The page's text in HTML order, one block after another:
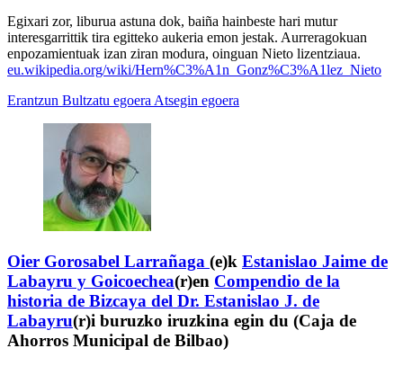
Egixari zor, liburua astuna dok, baiña hainbeste hari mutur
interesgarrittik tira egitteko aukeria emon jestak. Aurreragokuan
enpozamientuak izan ziran modura, oinguan Nieto lizentziaua.
eu.wikipedia.org/wiki/Hern%C3%A1n_Gonz%C3%A1lez_Nieto
Erantzun Bultzatu egoeraAtsegin egoera
Oier Gorosabel Larrañaga (e)k Estanislao Jaime de
Labayru y Goicoechea(r)en Compendio de la
historia de Bizcaya del Dr. Estanislao J. de
Labayru(r)i buruzko iruzkina egin du (Caja de
Ahorros Municipal de Bilbao)